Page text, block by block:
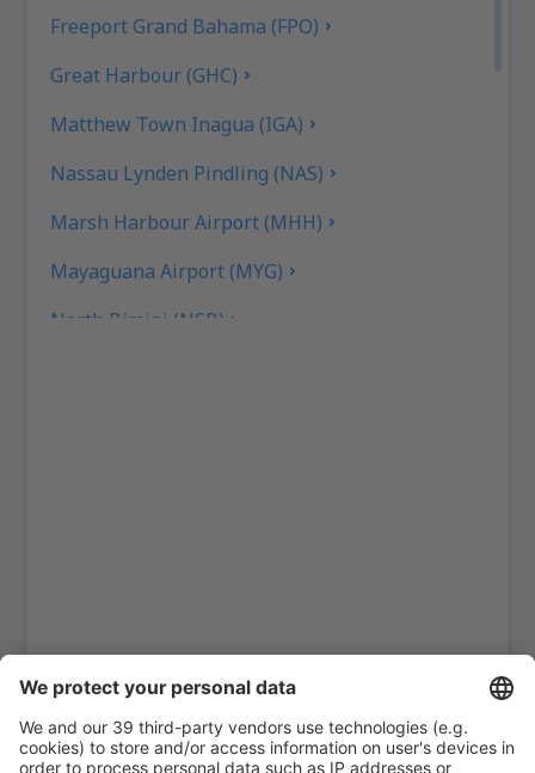
Freeport Grand Bahama (FPO)
Great Harbour (GHC)
Matthew Town Inagua (IGA)
Nassau Lynden Pindling (NAS)
Marsh Harbour Airport (MHH)
Mayaguana Airport (MYG)
North Bimini (NSB)
Treasure Cay Airport (TCB)